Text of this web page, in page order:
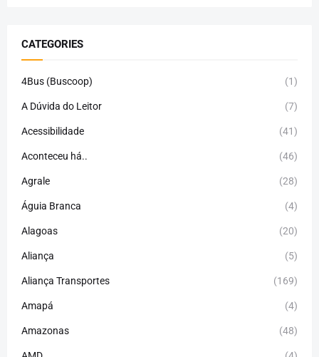
CATEGORIES
4Bus (Buscoop) (1)
A Dúvida do Leitor (7)
Acessibilidade (41)
Aconteceu há.. (46)
Agrale (28)
Águia Branca (4)
Alagoas (20)
Aliança (5)
Aliança Transportes (169)
Amapá (4)
Amazonas (48)